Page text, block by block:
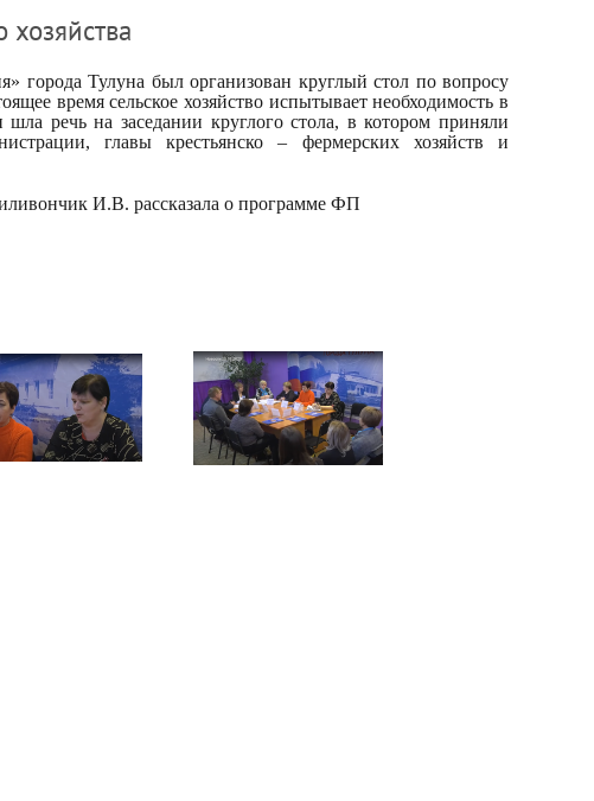
города Тулуна был организован круглый стол по вопросу
время сельское хозяйство испытывает необходимость в
речь на заседании круглого стола, в котором приняли
главы крестьянско – фермерских хозяйств и
И.В. рассказала о программе ФП